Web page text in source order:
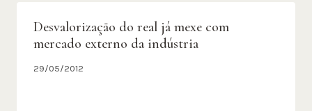
Desvalorização do real já mexe com
mercado externo da indústria
29/05/2012